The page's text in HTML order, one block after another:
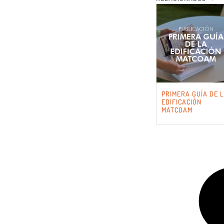
PRIMERA GUÍA DE
EDIFICACIÓN
MATCOAM